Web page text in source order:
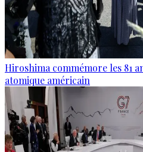
Hiroshima commémore les 81
atomique américain